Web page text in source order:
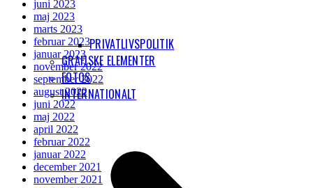
PRIVATLIVSPOLITIK
GRAFISKE ELEMENTER
FOTOS
INTERNATIONALT
juni 2023
maj 2023
marts 2023
februar 2023
januar 2023
november 2022
september 2022
august 2022
juni 2022
maj 2022
april 2022
februar 2022
januar 2022
december 2021
november 2021